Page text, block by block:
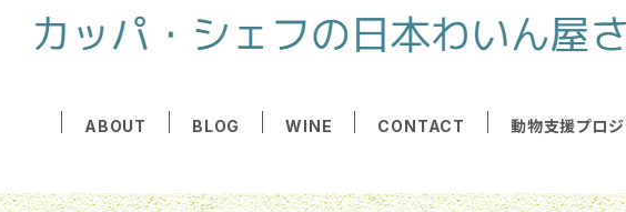
ABOUT BLOG WINE CONTACT 動物支援プロジ